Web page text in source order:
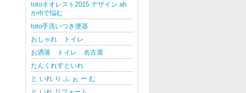
totoネオレスト2015 デザイン ah
かrhで悩む
toto手洗いつき便器
おしゃれ トイレ
お洒落 トイレ 名古屋
たんくれすといれ
と いれ り ふ ぉ ー む